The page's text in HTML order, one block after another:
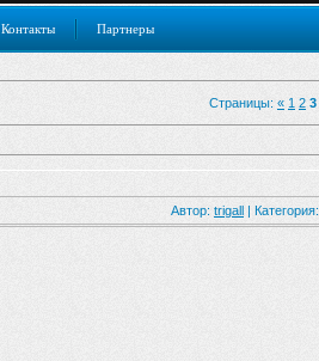
Контакты Партнеры
Страницы: « 1 2 3
Автор: trigall | Категория: